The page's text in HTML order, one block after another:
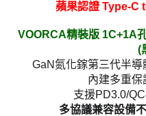
蘋果認證 Type-C
VOORCA精裝版 1C+1A
(
GaN氮化鎵第三代半
內建多重保
支援PD3.0/
多協議兼容設備